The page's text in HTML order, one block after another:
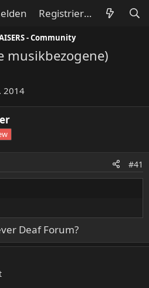
Registrieren
- Community
musikbezogene)
2014
#41
Deaf Forum?